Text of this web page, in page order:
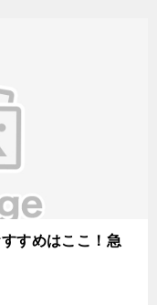
すめはここ！急